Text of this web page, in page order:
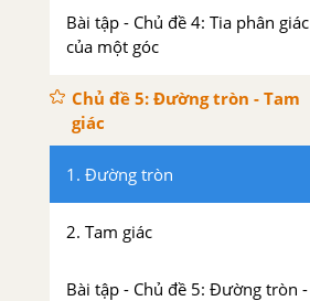
Bài tập - Chủ đề 4: Tia phân giác
của một góc
Chủ đề 5: Đường tròn - Tam
giác
1. Đường tròn
2. Tam giác
Bài tập - Chủ đề 5: Đường tròn -